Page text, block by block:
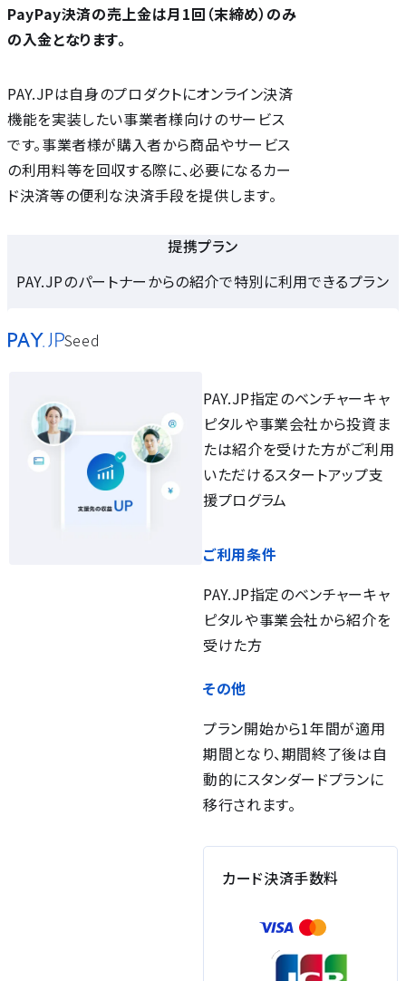
PayPay決済の売上金は月1回（末締め）のみ
の入金となります。
PAY.JPは自身のプロダクトにオンライン決済
機能を実装したい事業者様向けのサービス
です。事業者様が購入者から商品やサービス
の利用料等を回収する際に、必要になるカー
ド決済等の便利な決済手段を提供します。
提携プラン
PAY.JPのパートナーからの紹介で特別に利用できるプラン
Seed
PAY.JP指定のベンチャーキャ
ピタルや事業会社から投資ま
たは紹介を受けた方がご利用
いただけるスタートアップ支
援プログラム
ご利用条件
PAY.JP指定のベンチャーキャ
ピタルや事業会社から紹介を
受けた方
その他
プラン開始から1年間が適用
期間となり、期間終了後は自
動的にスタンダードプランに
移行されます。
カード決済手数料